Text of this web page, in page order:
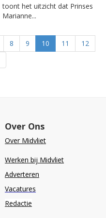
toont het uitzicht dat Prinses
Marianne...
8 9 10 11
12
Over Ons
Over Midvliet
Werken bij Midvliet
Adverteren
Vacatures
Redactie